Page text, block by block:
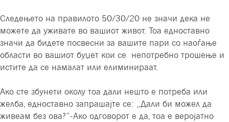
Следењето на правилото 50/30/20 не значи дека не
можете да уживате во вашиот живот. Тоа едноставно
значи да бидете посвесни за вашите пари со наоѓање
области во вашиот буџет кои се непотребно трошење и
истите да се намалат или елиминираат.
Ако сте збунети околу тоа дали нешто е потреба или
желба, едноставно запрашајте се: „Дали би можел да
живеам без ова?”-Ако одговорот е да, тоа е веројатно